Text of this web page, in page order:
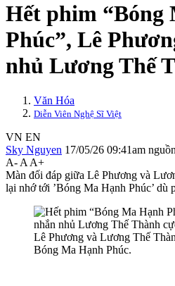
Hết phim “Bóng
Phúc”, Lê
nhủ Lương Thế
Văn Hóa
Diễn Viên Nghệ Sĩ Việt
VN EN
Sky Nguyen 17/05/26 09:41am nguồn
A- A A+
Màn đối đáp giữa Lê Phương và
lại nhớ tới ’Bóng Ma Hạnh Phúc’ dù
Lê Phương và Lương Thế
Bóng Ma Hạnh Phúc.